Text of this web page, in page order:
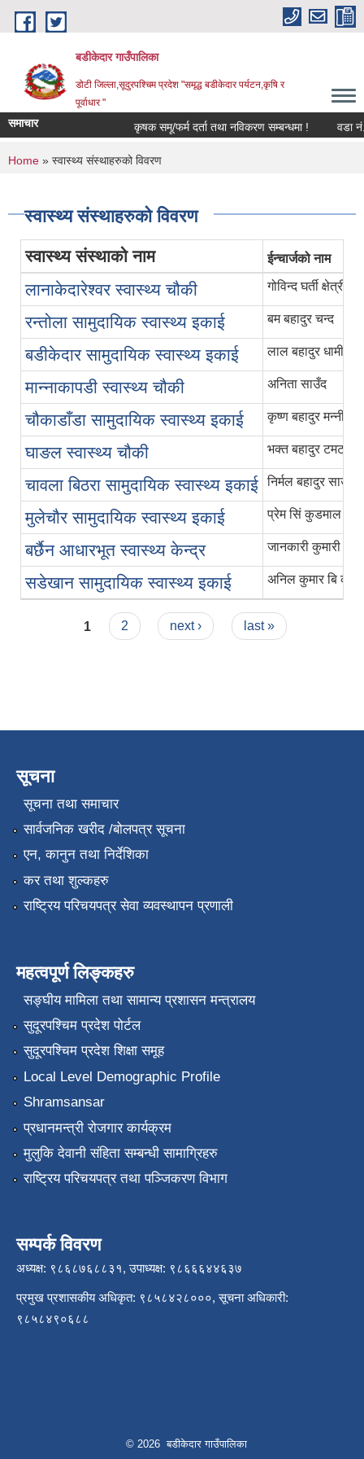
Skip to main content
बडीकेदार गाउँपालिका
डोटी जिल्ला,सूदुरपश्चिम प्रदेश "समृद्ध बडीकेदार पर्यटन,कृषि र
पूर्वाधार "
समाचार कृषक समू/फर्म दर्ता तथा नविकरण सम्बन्धमा ! वडा
You are here
Home » स्वास्थ्य संस्थाहरुको विवरण
स्वास्थ्य संस्थाहरुको विवरण
स्वास्थ्य संस्थाको नाम ईन्चार्जको नाम
लानाकेदारेश्वर स्वास्थ्य चौकी गोविन्द घर्ती क्षेत्री
रन्तोला सामुदायिक स्वास्थ्य इकाई बम बहादुर चन्द
बडीकेदार सामुदायिक स्वास्थ्य इकाई लाल बहादुर धामी
मान्नाकापडी स्वास्थ्य चौकी अनिता साउँद
चौकाडाँडा सामुदायिक स्वास्थ्य इकाई कृष्ण बहादुर मन्नी
घाङल स्वास्थ्य चौकी भक्त बहादुर टमटा
चावला बिठरा सामुदायिक स्वास्थ्य इकाई निर्मल बहादुर साउँद
मुलेचौर सामुदायिक स्वास्थ्य इकाई प्रेम सिं कुडमाल
बर्छैन आधारभूत स्वास्थ्य केन्द्र जानकारी कुमारी
सडेखान सामुदायिक स्वास्थ्य इकाई अनिल कुमार बि क
Pages
1 2 next › last »
सूचना
सूचना तथा समाचार
सार्वजनिक खरीद /बोलपत्र सूचना
एन, कानुन तथा निर्देशिका
कर तथा शुल्कहरु
राष्ट्रिय परिचयपत्र सेवा व्यवस्थापन प्रणाली
महत्वपूर्ण लिङ्कहरु
सङ्‍घीय मामिला तथा सामान्य प्रशासन मन्त्रालय
सुदूरपश्चिम प्रदेश पोर्टल
सुदूरपश्चिम प्रदेश शिक्षा समूह
Local Level Demographic Profile
Shramsansar
प्रधानमन्त्री रोजगार कार्यक्रम
मुलुकि देवानी संहिता सम्बन्धी सामाग्रिहरु
राष्ट्रिय परिचयपत्र तथा पञ्जिकरण विभाग
सम्पर्क विवरण
अध्यक्ष: ९८६८७६८८३१, उपाध्यक्ष: ९८६६६४४६३७
प्रमुख प्रशासकीय अधिकृत: ९८५८४२८०००, सूचना अधिकारी:
९८५८४९०६८८
© 2026 बडीकेदार गाउँपालिका